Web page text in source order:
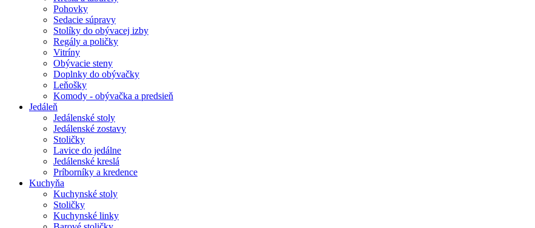
Pohovky
Sedacie súpravy
Stolíky do obývacej izby
Regály a poličky
Vitríny
Obývacie steny
Doplnky do obývačky
Leňošky
Komody - obývačka a predsieň
Jedáleň
Jedálenské stoly
Jedálenské zostavy
Stoličky
Lavice do jedálne
Jedálenské kreslá
Príborníky a kredence
Kuchyňa
Kuchynské stoly
Stoličky
Kuchynské linky